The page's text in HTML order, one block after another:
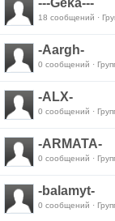
---Geka---
18 сообщений ·
-Aargh-
0 сообщений ·
-ALX-
0 сообщений ·
-ARMATA-
0 сообщений ·
-balamyt-
0 сообщений ·